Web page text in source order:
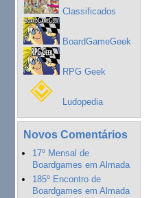
Classificados
BoardGameGeek
RPG Geek
Ludopedia
Novos Comentários
17º Mensal de
Boardgames em Almada
185º Encontro de
Boardgames em Almada